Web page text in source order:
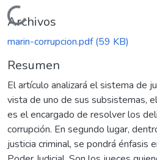
Cargando...
Archivos
marin-corrupcion.pdf(59 KB)
Resumen
El artículo analizará el sistema de
vista de uno de sus subsistemas,
es el encargado de resolver los
corrupción. En segundo lugar,
justicia criminal, se pondrá énfasis